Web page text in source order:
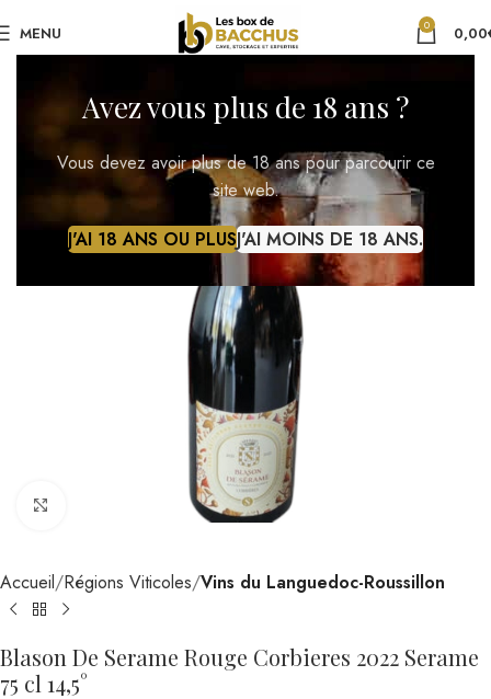
Avez vous plus de 18 ans ?
Vous devez avoir plus de 18 ans pour parcourir ce
site web.
J'AI 18 ANS OU PLUSJ'AI MOINS DE 18 ANS.
MENU 0 0,00
Cliquez pour agrandir
Accueil Régions Viticoles Vins du Languedoc-Roussillon
Blason De Serame Rouge Corbieres 2022 Serame
75 cl 14,5°